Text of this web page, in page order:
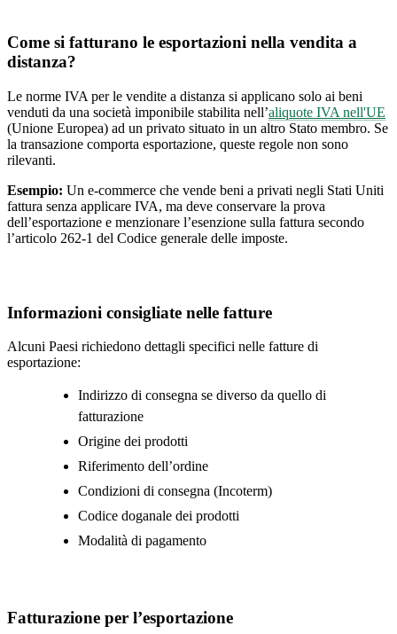
Come si fatturano le esportazioni nella vendita a
distanza?
Le norme IVA per le vendite a distanza si applicano solo ai beni
venduti da una società imponibile stabilita nell’aliquote IVA nell'UE
(Unione Europea) ad un privato situato in un altro Stato membro. Se
la transazione comporta esportazione, queste regole non sono
rilevanti.
Esempio: Un e-commerce che vende beni a privati negli Stati Uniti
fattura senza applicare IVA, ma deve conservare la prova
dell’esportazione e menzionare l’esenzione sulla fattura secondo
l’articolo 262-1 del Codice generale delle imposte.
Informazioni consigliate nelle fatture
Alcuni Paesi richiedono dettagli specifici nelle fatture di
esportazione:
Indirizzo di consegna se diverso da quello di
fatturazione
Origine dei prodotti
Riferimento dell’ordine
Condizioni di consegna (Incoterm)
Codice doganale dei prodotti
Modalità di pagamento
Fatturazione per l’esportazione